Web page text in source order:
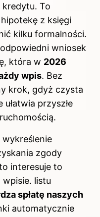
kredytu. To
z księgi
kilku formalności.
wniosek
która w 2026
wpis. Bez
krok, gdyż czysta
przyszłe
zgody
interesuje to
wpisie. listu
spłatę naszych
automatycznie